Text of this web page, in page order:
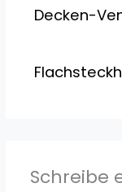
Decken-
Schreibe